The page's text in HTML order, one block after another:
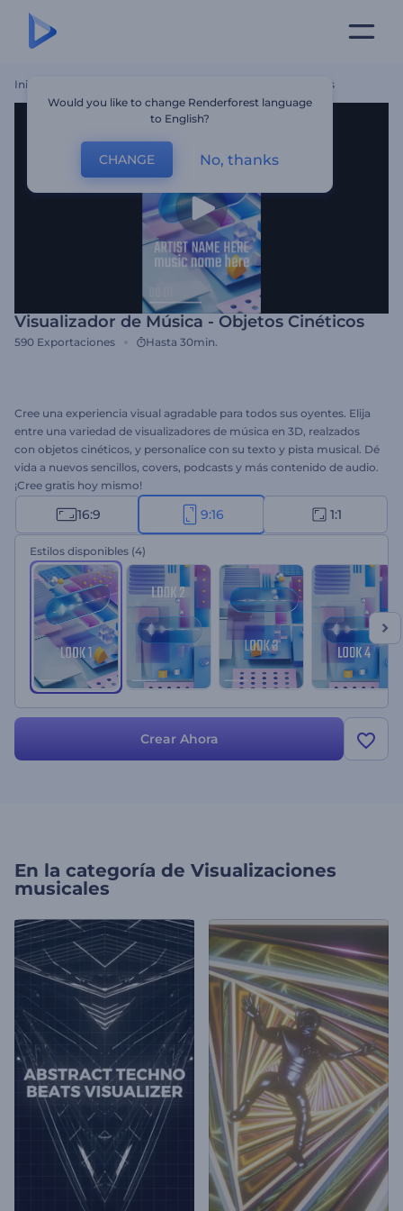
Inicio Visualizador De Música - Objetos Cinéticos
Visualizador de Música - Objetos Cinéticos
590 Exportaciones Hasta 30min.
Cree una experiencia visual agradable para todos sus oyentes. Elija
entre una variedad de visualizadores de música en 3D, realzados
con objetos cinéticos, y personalice con su texto y pista musical. Dé
vida a nuevos sencillos, covers, podcasts y más contenido de audio.
¡Cree gratis hoy mismo!
16:9 9:16 1:1
Estilos disponibles (4)
Crear Ahora
En la categoría de Visualizaciones
musicales
Would you like to change Renderforest language
to English?
CHANGE No, thanks